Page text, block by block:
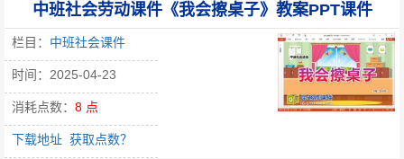
中班社会劳动课件《我会擦桌子》教案PPT课件
栏目： 中班社会课件
时间：2025-04-23
消耗点数： 8 点
下载地址 获取点数？